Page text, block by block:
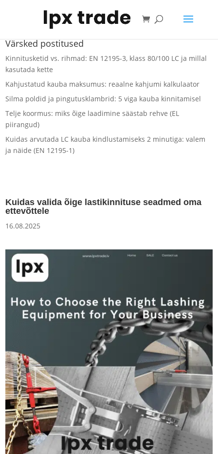
Ostukorv
Värsked postitused
Kinnitusketid vs. rihmad: EN 12195-3, klass 80/100 LC ja millal
kasutada kette
Kahjustatud kauba maksumus: reaalne kahjumi kalkulaator
Silma poldid ja pingutusklambrid: 5 viga kauba kinnitamisel
Telje koormus: miks õige laadimine säästab rehve (EL
piirangud)
Kuidas arvutada LC kauba kindlustamiseks 2 minutiga: valem
ja näide (EN 12195-1)
Kuidas valida õige lastikinnituse seadmed oma
ettevõttele
16.08.2025